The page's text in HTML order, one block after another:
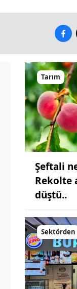
Tarım
Şeftali
Rekolte
düştü..
Sektörden